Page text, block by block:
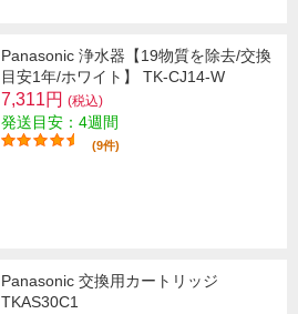
Panasonic 浄水器【19物質を除去/交換
目安1年/ホワイト】 TK-CJ14-W
7,311円 (税込)
発送目安：4週間
(9件)
Panasonic 交換用カートリッジ
TKAS30C1